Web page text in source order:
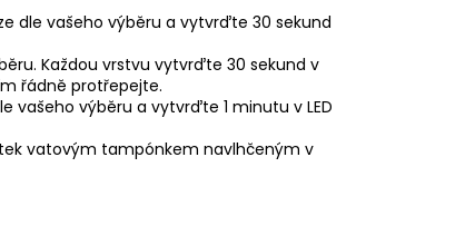
dle vašeho výběru a vytvrďte 30 sekund
Každou vrstvu vytvrďte 30 sekund v
řádně protřepejte.
vašeho výběru a vytvrďte 1 minutu v LED
vatovým tampónkem navlhčeným v